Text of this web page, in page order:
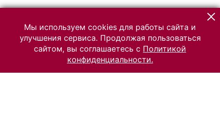
Мы используем cookies для работы сайта и
улучшения сервиса. Продолжая пользоваться
сайтом, вы соглашаетесь с Политикой
конфиденциальности.